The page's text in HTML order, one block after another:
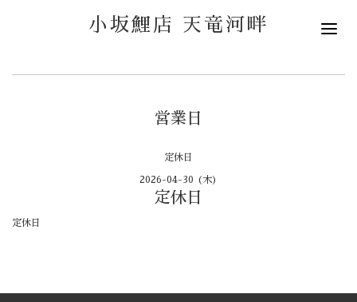
小坂鯉店 天竜河畔
営業日
定休日
2026-04-30 (木)
定休日
定休日